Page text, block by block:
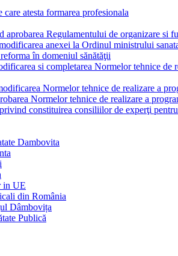
atesta formarea profesionala
Regulamentului de organizare si
anexei la Ordinul ministrului
în domeniul sănătăţii
si completarea Normelor tehnice de
Normelor tehnice de realizare a
Normelor tehnice de realizare a
privind constituirea consiliilor de experţi
Dambovita
in UE
din România
Dâmbovița
Publică